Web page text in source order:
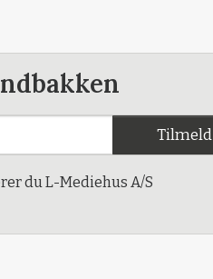
Tilmeld
du L-Mediehus A/S